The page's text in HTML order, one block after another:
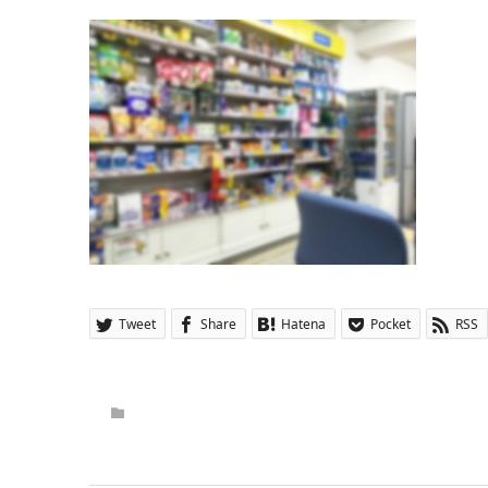
Tweet Share Hatena Pocket RSS